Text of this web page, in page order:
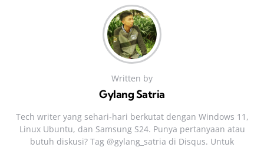
Written by
Gylang Satria
Tech writer yang sehari‑hari berkutat dengan Windows 11,
Linux Ubuntu, dan Samsung S24. Punya pertanyaan atau
butuh diskusi? Tag @gylang_satria di Disqus. Untuk